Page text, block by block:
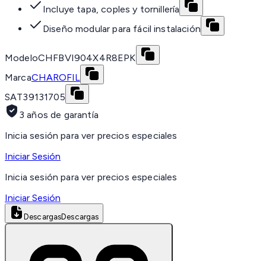
Incluye tapa, coples y tornillería
Diseño modular para fácil instalación
ModeloCHFBVI904X4R8EPK
MarcaCHAROFIL
SAT39131705
3 años de garantía
Inicia sesión para ver precios especiales
Iniciar Sesión
Inicia sesión para ver precios especiales
Iniciar Sesión
DescargasDescargas